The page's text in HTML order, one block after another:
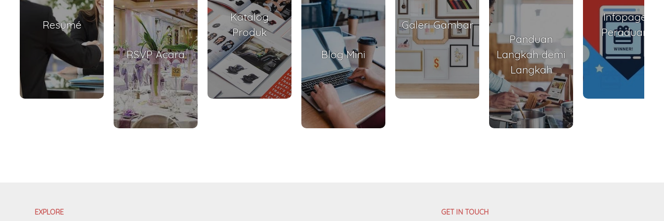
Resumé
RSVP Acara
Katalog
Produk
Blog Mini
Galeri Gambar
Panduan
Langkah demi
Langkah
Infopage
Peraduan
EXPLORE GET IN TOUCH